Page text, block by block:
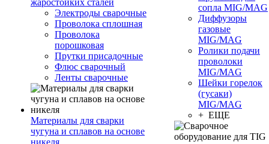
жаростойких сталей
Электроды сварочные
Проволока сплошная
Проволока
порошковая
Прутки присадочные
Флюс сварочный
Ленты сварочные
Материалы для сварки
чугуна и сплавов на основе
никеля
сопла MIG/MAG
Диффузоры
газовые
MIG/MAG
Ролики подачи
проволоки
MIG/MAG
Шейки горелок
(гусаки)
MIG/MAG
+ ЕЩЕ